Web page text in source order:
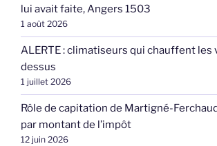
lui avait faite, Angers 1503
1 août 2026
ALERTE : climatiseurs qui chauffent les
dessus
1 juillet 2026
Rôle de capitation de Martigné-
par montant de l’impôt
12 juin 2026